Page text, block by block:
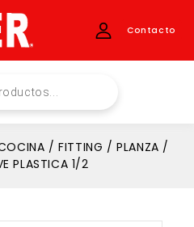
Contacto
/ FITTING / PLANZA /
PLASTICA 1/2